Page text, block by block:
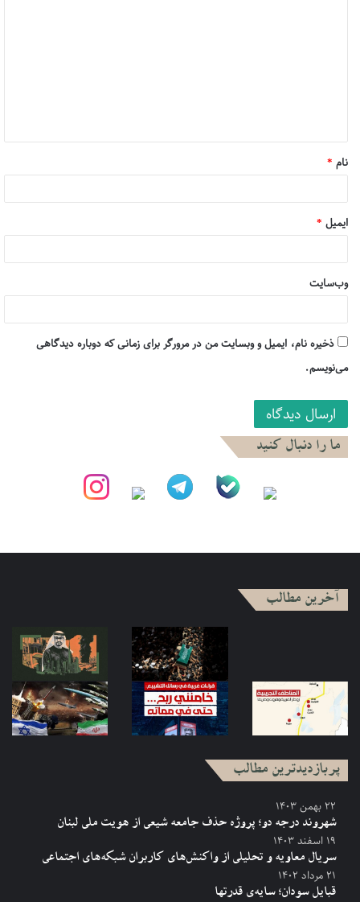
*
نام *
ایمیل *
وب‌سایت
ذخیره نام، ایمیل و وبسایت من در مرورگر برای زمانی که دوباره دیدگاهی
می‌نویسم.
ما را دنبال کنید
آخرین مطالب
پربازدیدترین مطالب
۲۲ بهمن ۱۴۰۳
شهروند درجه دو؛ پروژه حذف جامعه شیعی از هویت ملی لبنان
۱۹ اسفند ۱۴۰۳
سریال معاویه و تحلیلی از واکنش‌های کاربران شبکه‌های اجتماعی
۲۱ مرداد ۱۴۰۲
قبایل سودان؛ سایه‌ی قدرتها